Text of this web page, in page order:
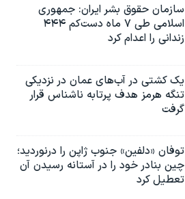
سازمان حقوق بشر ایران: جمهوری
اسلامی طی ۷ ماه دست‌کم ۴۴۴
زندانی را اعدام کرد
یک کشتی در آب‌های عمان در نزدیکی
تنگه هرمز هدف پرتابه ناشناس قرار
گرفت
توفان «دلفین» جنوب ژاپن را درنوردید؛
چین بنادر خود را در آستانه رسیدن آن
تعطیل کرد